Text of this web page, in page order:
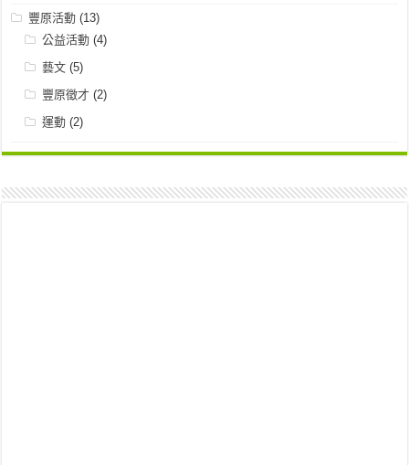
豐原活動 (13)
公益活動 (4)
藝文 (5)
豐原徵才 (2)
運動 (2)